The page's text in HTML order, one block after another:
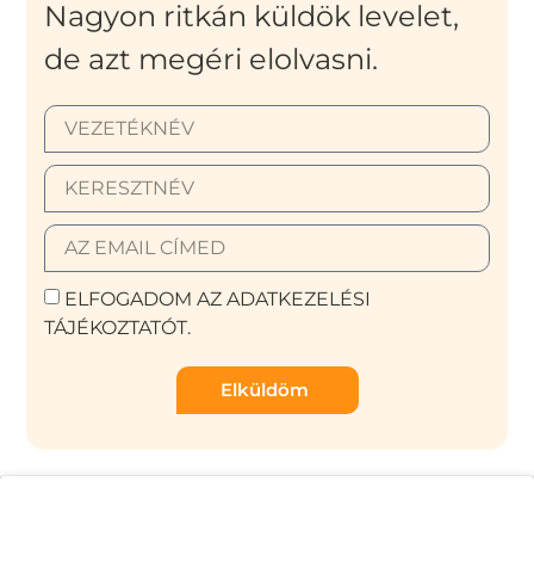
Nagyon ritkán küldök levelet,
de azt megéri elolvasni.
ELFOGADOM AZ ADATKEZELÉSI
TÁJÉKOZTATÓT.
Elküldöm